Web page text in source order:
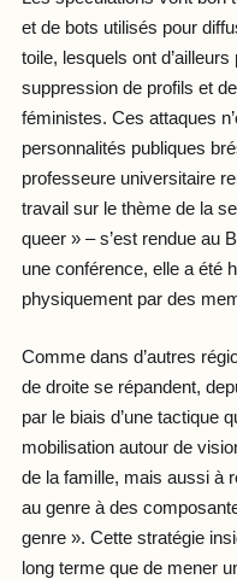
et de bots utilisés pour
toile, lesquels ont
suppression de profils et
féministes. Ces attaques
personnalités publiques
professeure universitaire
travail sur le thème de la
queer » – s’est rendue au
une conférence, elle a été
physiquement par des
Comme dans d’autres
de droite se répandent,
par le biais d’une tactique
mobilisation autour de
de la famille, mais aussi à
au genre à des
genre ». Cette stratégie
long terme que de mener